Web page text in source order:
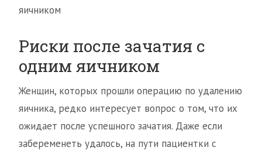
яичником
Риски после зачатия с
одним яичником
Женщин, которых прошли операцию по удалению
яичника, редко интересует вопрос о том, что их
ожидает после успешного зачатия. Даже если
забеременеть удалось, на пути пациентки с